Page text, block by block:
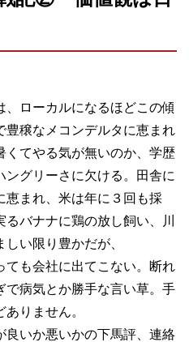
、ローカルになるほどこの傾
豊穣なメコンデルタに恵まれ
くてやる気が無いのか、学歴
グリーさに欠ける。田舎に
恵まれ、米は年に３回も採
バナナに鶏の放し飼い、川
い限り豊かだが、
ても会社に出てこない。断れ
で病気とか勝手な言い草。手
りません。
良いか悪いかの下馬評、連絡